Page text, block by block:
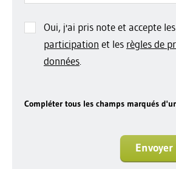
Oui, j'ai pris note et accepte les
participation et les règles de
données
Compléter tous les champs marqués